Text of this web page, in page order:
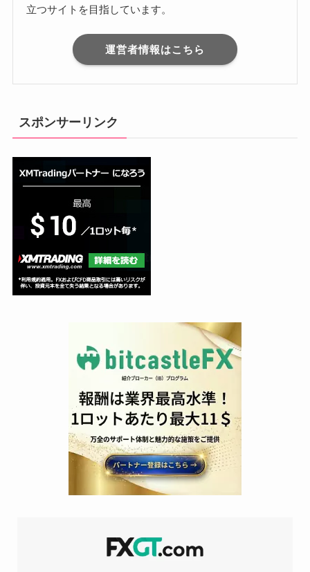
立つサイトを目指しています。
運営者情報はこちら
スポンサーリンク